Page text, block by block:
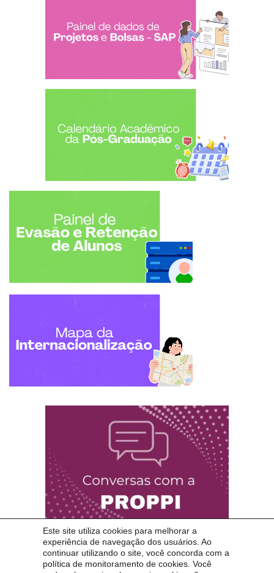
Este site utiliza cookies para melhorar a
experiência de navegação dos usuários. Ao
continuar utilizando o site, você concorda com a
política de monitoramento de cookies. Você